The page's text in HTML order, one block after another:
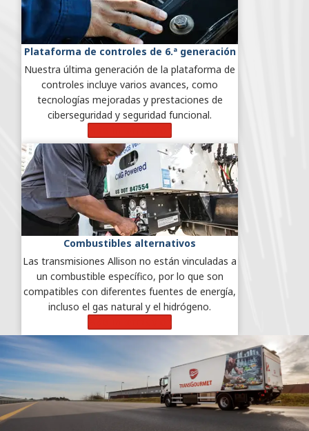
Plataforma de controles de 6.ª generación
Nuestra última generación de la plataforma de
controles incluye varios avances, como
tecnologías mejoradas y prestaciones de
ciberseguridad y seguridad funcional.
Combustibles alternativos
Las transmisiones Allison no están vinculadas a
un combustible específico, por lo que son
compatibles con diferentes fuentes de energía,
incluso el gas natural y el hidrógeno.